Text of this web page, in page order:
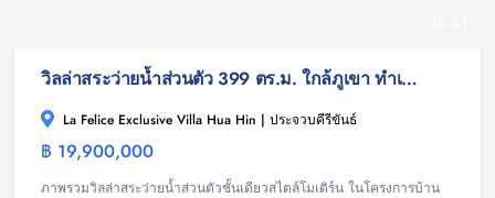
วิลล่าสระว่ายน้ำส่วนตัว 399 ตร.ม. ใกล้ภูเขา ทำเลทับใต้ หัวหิน
La Felice Exclusive Villa Hua Hin | ประจวบคีรีขันธ์
฿ 19,900,000
ภาพรวมวิลล่าสระว่ายน้ำส่วนตัวชั้นเดียวสไตล์โมเดิร์น ในโครงการบ้าน